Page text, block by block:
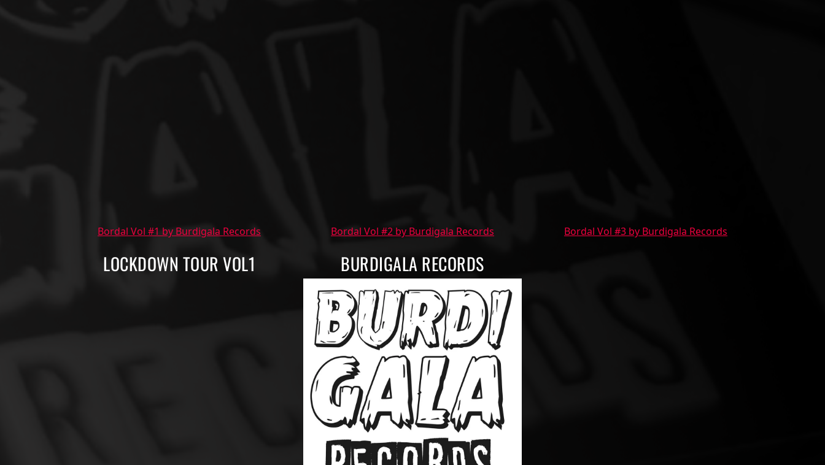
Bordal Vol #1 by Burdigala Records Bordal Vol #2 by Burdigala Records Bordal Vol #3 by Burdigala Records
LOCKDOWN TOUR VOL1 BURDIGALA RECORDS